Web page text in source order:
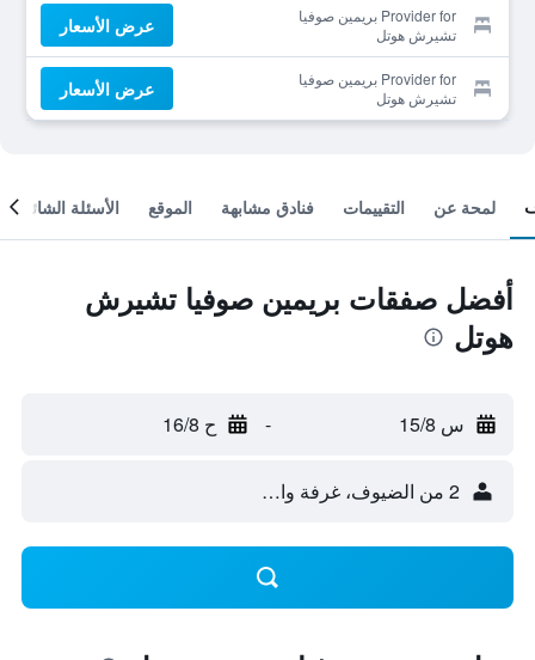
Provider for بريمين صوفيا
تشيرش هوتل
عرض الأسعار
Provider for بريمين صوفيا
تشيرش هوتل
عرض الأسعار
لمحة عن التقييمات فنادق مشابهة الموقع الأسئلة الشائعة
أفضل صفقات بريمين صوفيا تشيرش
هوتل
س 15/8 - ح 16/8
2 من الضيوف، غرفة واحدة